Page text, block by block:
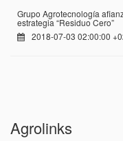
Grupo Agrotecnología
estrategia “Residuo Cero”
2018-07-03 02:00:00
Agrolinks